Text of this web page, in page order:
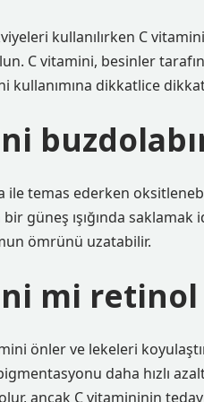
kullanılırken C
C vitamini, besinler
kullanımına dikkatlice
ile temas ederken
güneş ışığında
ömrünü uzatabilir.
mi
önler ve lekeleri
daha hızlı
olur, ancak C vitamininin